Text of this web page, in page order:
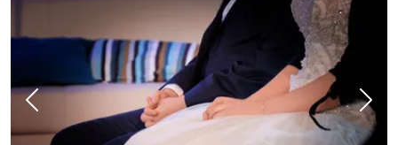
Vorheriges Bild